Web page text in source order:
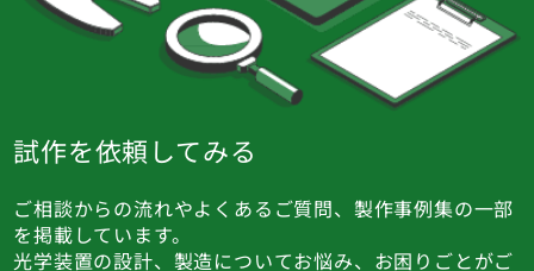
試作を依頼してみる
ご相談からの流れやよくあるご質問、製作事例集の一部
を掲載しています。
光学装置の設計、製造についてお悩み、お困りごとがご